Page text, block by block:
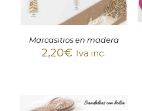
Marcasitios en madera
2,20€ Iva inc.